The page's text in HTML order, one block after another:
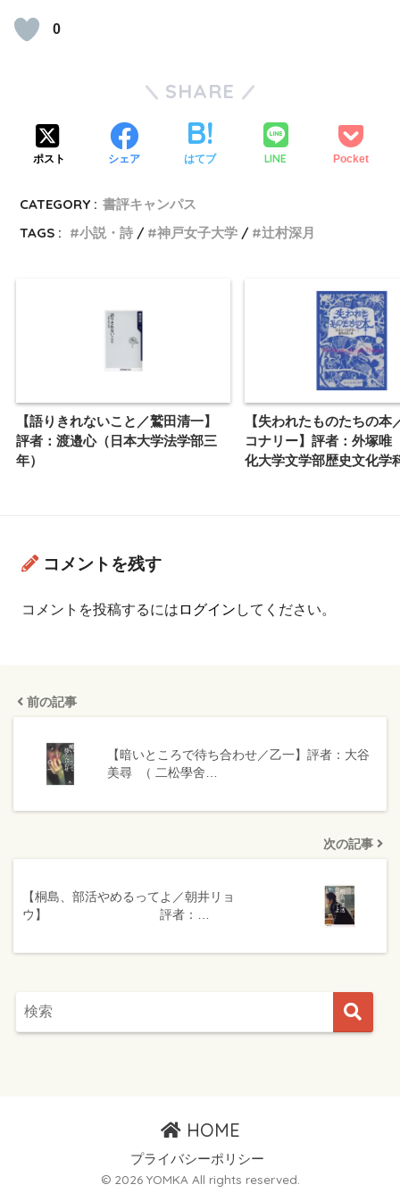
0
SHARE
ポスト シェア はてブ LINE Pocket
CATEGORY : 書評キャンパス
TAGS :
小説・詩 神戸女子大学 辻村深月
【語りきれないこと／鷲田清一】
評者：渡邉心（日本大学法学部三
年）
【失われたものたちの本
コナリー】評者：外塚唯
化大学文学部歴史文化学
コメントを残す
コメントを投稿するには ログイン してください。
前の記事
【暗いところで待ち合わせ／乙一】評者：大谷
美尋 （ 二松學舍…
次の記事
【桐島、部活やめるってよ／朝井リョ
ウ】 評者：…
HOME
プライバシーポリシー
© 2026 YOMKA All rights reserved.